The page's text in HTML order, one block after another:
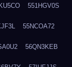
551HGV0S
55NCOA72
56QN3KEB